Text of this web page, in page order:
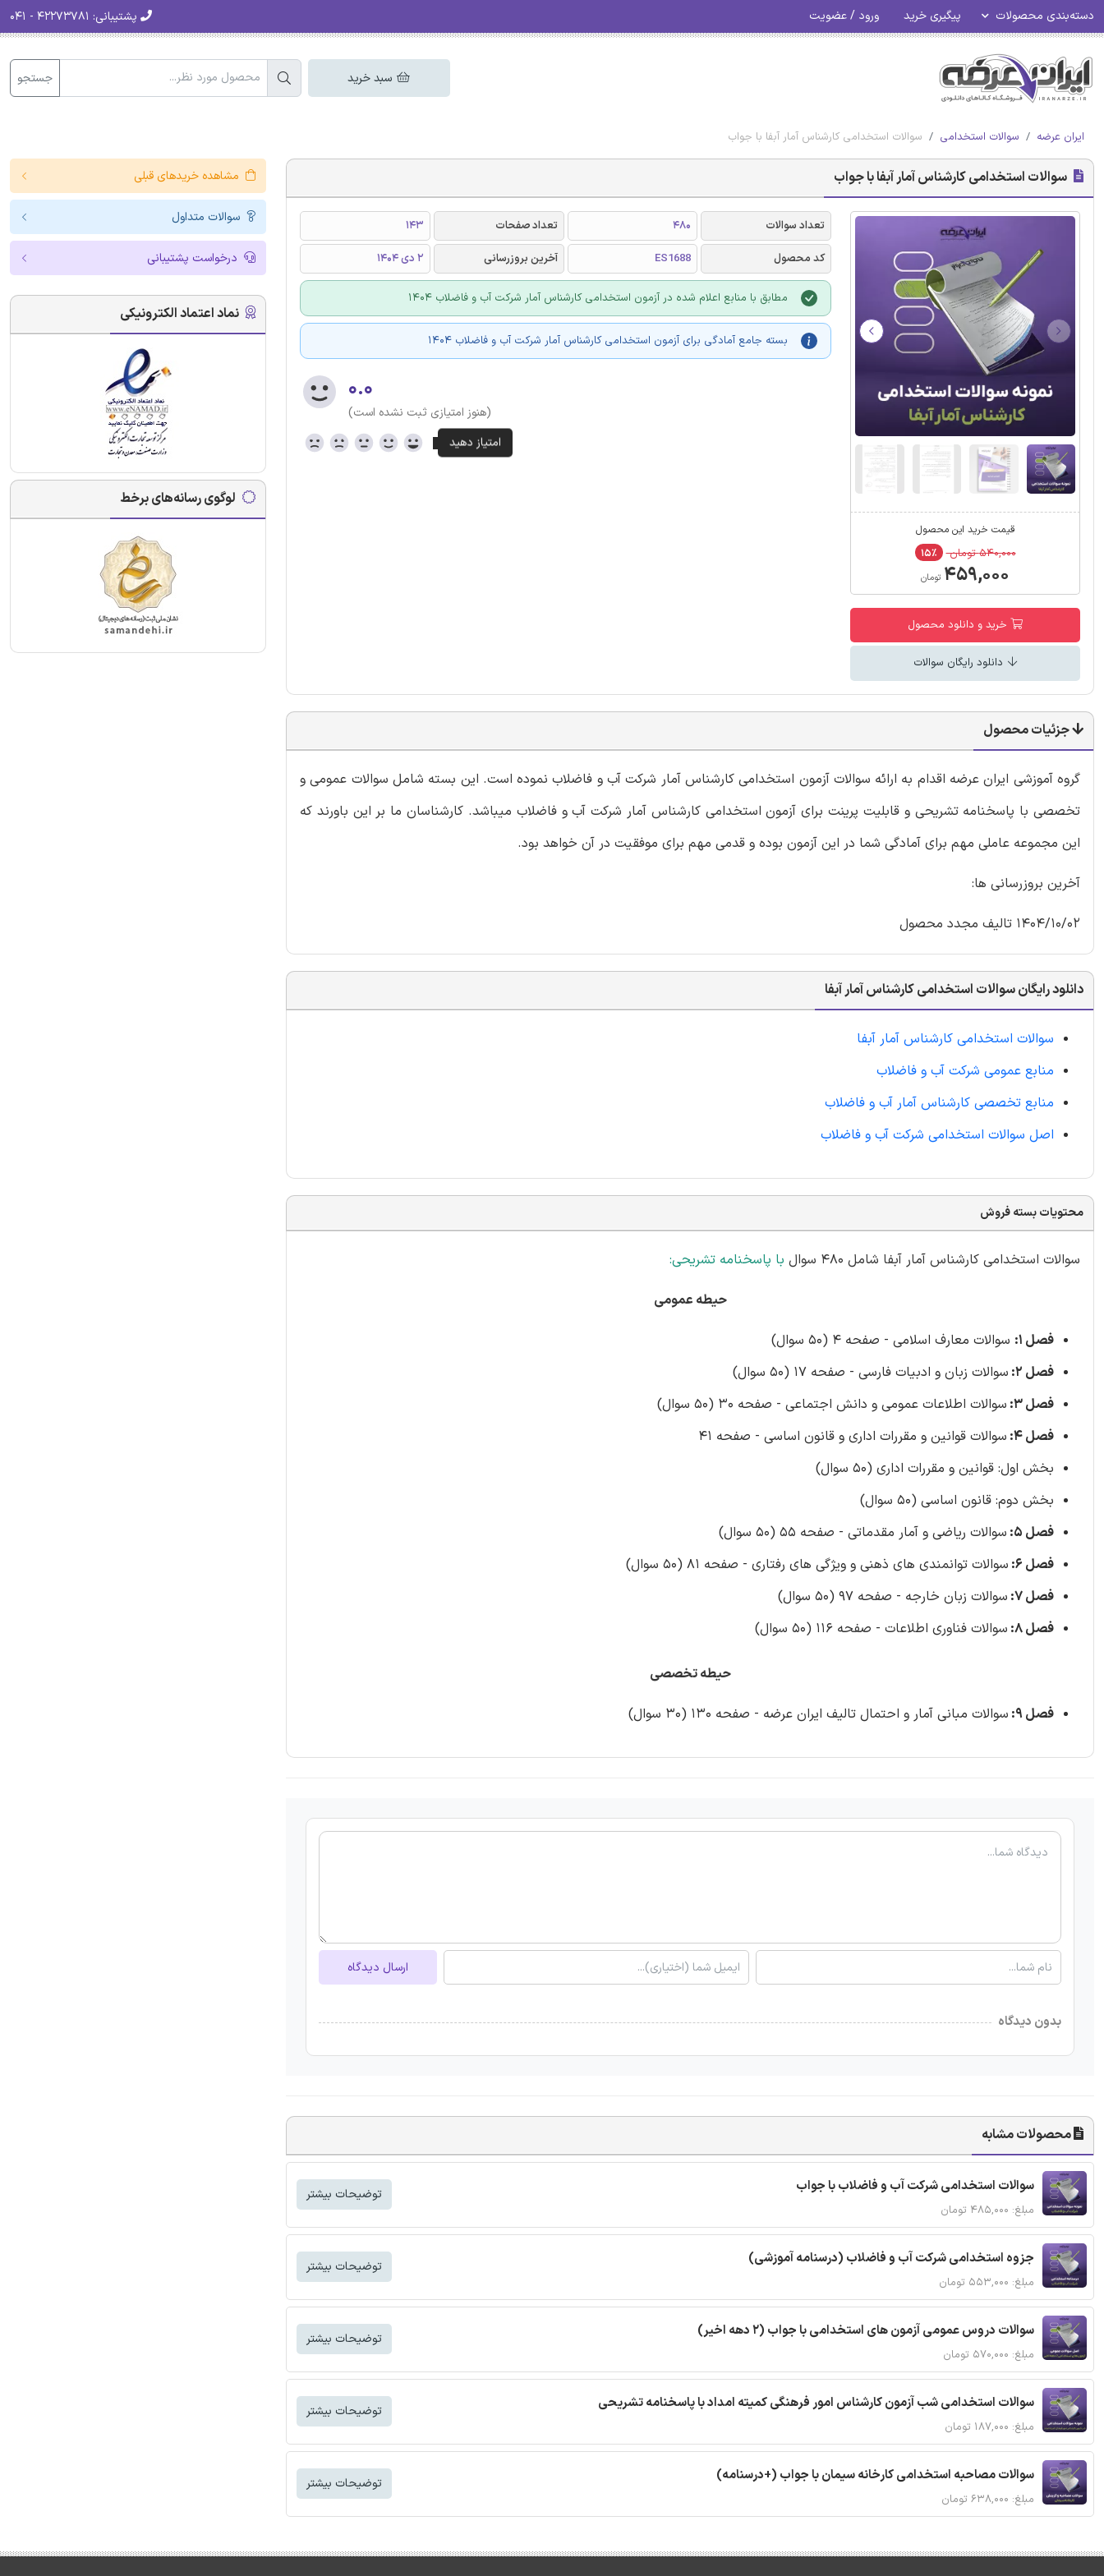
دسته‌بندی محصولات پیگیری خرید ورود / عضویت پشتیبانی:
سبد خرید جستجو
ایران عرضه سوالات استخدامی سوالات استخدامی کارشناس آمار آبفا با جواب
سوالات استخدامی کارشناس آمار آبفا با جواب
قیمت خرید این محصول
۵۴۰,۰۰۰ تومان ۱۵٪
۴۵۹,۰۰۰ تومان
خرید و دانلود محصول
دانلود رایگان سوالات
تعداد سوالات 480 تعداد صفحات
143
کد محصول
ES1688 آخرین بروزرسانی 2 دی 1404
مطابق با منابع اعلام شده در آزمون استخدامی کارشناس آمار شرکت آب و فاضلاب 1404
بسته جامع آمادگی برای آزمون استخدامی کارشناس آمار شرکت آب و فاضلاب 1404
۰.۰
(هنوز امتیازی ثبت نشده است)
جزئیات محصول
گروه آموزشی ایران عرضه اقدام به ارائه سوالات آزمون استخدامی کارشناس آمار شرکت آب و فاضلاب نموده است. این بسته شامل سوالات عمومی و
تخصصی با پاسخنامه تشریحی و قابلیت پرینت برای آزمون استخدامی کارشناس آمار شرکت آب و فاضلاب میباشد. کارشناسان ما بر این باورند که
این مجموعه عاملی مهم برای آمادگی شما در این آزمون بوده و قدمی مهم برای موفقیت در آن خواهد بود.
آخرین بروزرسانی ها:
1404/10/02 تالیف مجدد محصول
دانلود رایگان سوالات استخدامی کارشناس آمار آبفا
سوالات استخدامی کارشناس آمار آبفا
منابع عمومی شرکت آب و فاضلاب
منابع تخصصی کارشناس آمار آب و فاضلاب
اصل سوالات استخدامی شرکت آب و فاضلاب
محتویات بسته فروش
سوالات استخدامی کارشناس آمار آبفا شامل 480 سوال با پاسخنامه تشریحی:
حیطه عمومی
فصل 1:
سوالات معارف اسلامی - صفحه 4 (50 سوال)
فصل 2:
سوالات زبان و ادبیات فارسی - صفحه 17 (50 سوال)
فصل 3:
سوالات اطلاعات عمومی و دانش اجتماعی - صفحه 30 (50 سوال)
فصل 4:
سوالات قوانین و مقررات اداری و قانون اساسی - صفحه 41
بخش اول: قوانین و مقررات اداری (50 سوال)
بخش دوم: قانون اساسی (50 سوال)
فصل 5:
سوالات ریاضی و آمار مقدماتی - صفحه 55 (50 سوال)
فصل 6:
سوالات توانمندی های ذهنی و ویژگی های رفتاری - صفحه 81 (50 سوال)
فصل 7:
سوالات زبان خارجه - صفحه 97 (50 سوال)
فصل 8:
سوالات فناوری اطلاعات - صفحه 116 (50 سوال)
حیطه تخصصی
فصل 9: سوالات مبانی آمار و احتمال تالیف ایران عرضه - صفحه 130 (30 سوال)
ارسال دیدگاه
بدون دیدگاه
محصولات مشابه
سوالات استخدامی شرکت آب و فاضلاب با جواب
مبلغ: ۴۸۵,۰۰۰ تومان
توضیحات بیشتر
جزوه استخدامی شرکت آب و فاضلاب (درسنامه آموزشی)
مبلغ: ۵۵۳,۰۰۰ تومان
توضیحات بیشتر
سوالات دروس عمومی آزمون های استخدامی با جواب (2 دهه اخیر)
مبلغ: ۵۷۰,۰۰۰ تومان
توضیحات بیشتر
سوالات استخدامی شب آزمون کارشناس امور فرهنگی کمیته امداد با پاسخنامه تشریحی
مبلغ: ۱۸۷,۰۰۰ تومان
توضیحات بیشتر
سوالات مصاحبه استخدامی کارخانه سیمان با جواب (+درسنامه)
مبلغ: ۶۳۸,۰۰۰ تومان
توضیحات بیشتر
مشاهده خریدهای قبلی
سوالات متداول
درخواست پشتیبانی
نماد اعتماد الکترونیکی
لوگوی رسانه‌های برخط